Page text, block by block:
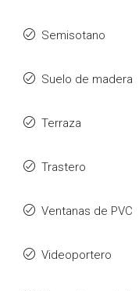
Semisotano
Suelo de madera
Terraza
Trastero
Ventanas de PVC
Videoportero